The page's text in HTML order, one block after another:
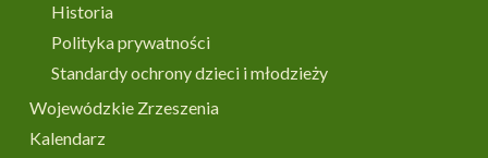
Historia
Polityka prywatności
Standardy ochrony dzieci i młodzieży
Wojewódzkie Zrzeszenia
Kalendarz